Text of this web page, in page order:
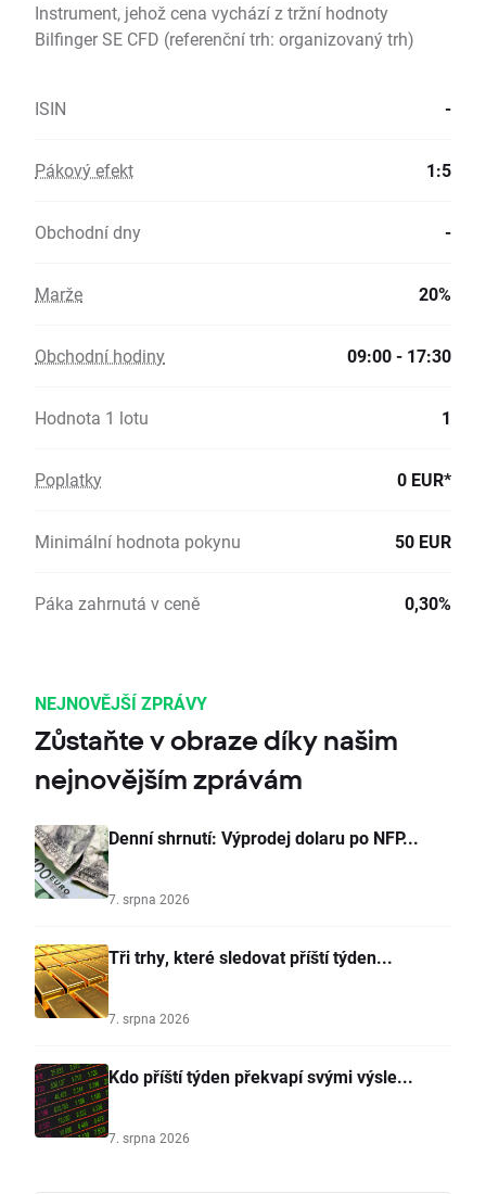
Instrument, jehož cena vychází z tržní hodnoty
Bilfinger SE CFD (referenční trh: organizovaný trh)
ISIN -
Pákový efekt 1:5
Obchodní dny -
Marže 20%
Obchodní hodiny 09:00 - 17:30
Hodnota 1 lotu 1
Poplatky 0 EUR*
Minimální hodnota pokynu 50 EUR
Páka zahrnutá v ceně 0,30%
NEJNOVĚJŠÍ ZPRÁVY
Zůstaňte v obraze díky našim
nejnovějším zprávám
Denní shrnutí: Výprodej dolaru po NFP...
7. srpna 2026
Tři trhy, které sledovat příští týden...
7. srpna 2026
Kdo příští týden překvapí svými výsle...
7. srpna 2026